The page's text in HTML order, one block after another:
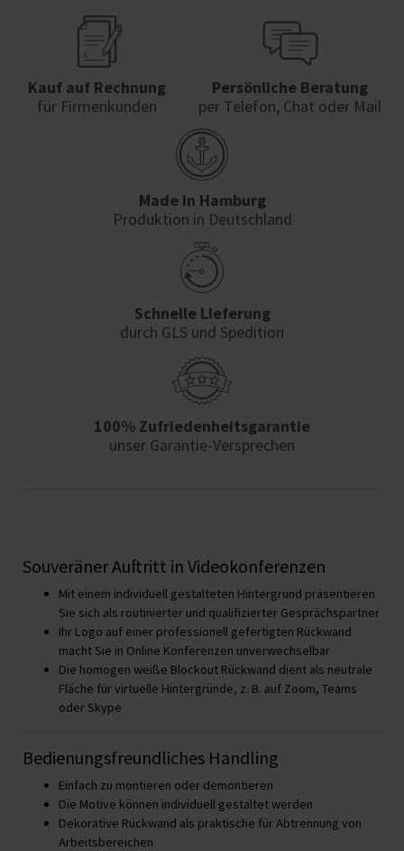
Kauf auf Rechnung
für Firmenkunden
Persönliche Beratung
per Telefon, Chat oder Mail
Made in Hamburg
Produktion in Deutschland
Schnelle Lieferung
durch GLS und Spedition
100% Zufriedenheits­garantie
unser Garantie-Versprechen
Souveräner Auftritt in Videokonferenzen
Mit einem individuell gestalteten Hintergrund präsentieren
Sie sich als routinierter und qualifizierter Gesprächspartner
Ihr Logo auf einer professionell gefertigten Rückwand
macht Sie in Online Konferenzen unverwechselbar
Die homogen weiße Blockout Rückwand dient als neutrale
Fläche für virtuelle Hintergründe, z. B. auf Zoom, Teams
oder Skype
Bedienungsfreundliches Handling
Einfach zu montieren oder demontieren
Die Motive können individuell gestaltet werden
Dekorative Rückwand als praktische für Abtrennung von
Arbeitsbereichen